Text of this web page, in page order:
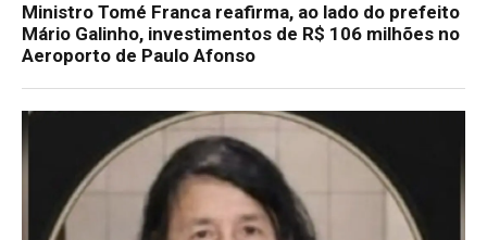
Ministro Tomé Franca reafirma, ao lado do prefeito
Mário Galinho, investimentos de R$ 106 milhões no
Aeroporto de Paulo Afonso